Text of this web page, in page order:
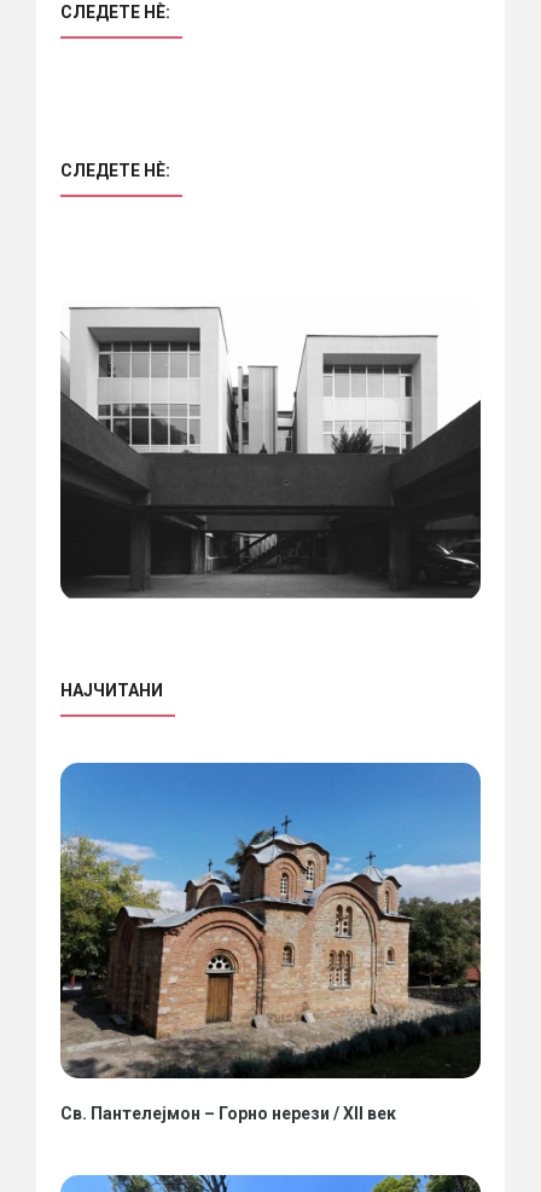
СЛЕДЕТЕ НÈ:
СЛЕДЕТЕ НÈ:
НАЈЧИТАНИ
Св. Пантелејмон – Горно нерези / XII век